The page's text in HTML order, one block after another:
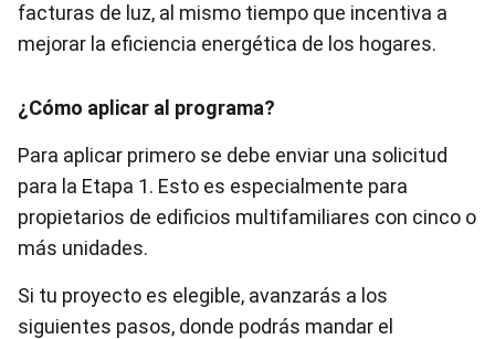
facturas de luz, al mismo tiempo que incentiva a
mejorar la eficiencia energética de los hogares.
¿Cómo aplicar al programa?
Para aplicar primero se debe enviar una solicitud
para la Etapa 1. Esto es especialmente para
propietarios de edificios multifamiliares con cinco o
más unidades.
Si tu proyecto es elegible, avanzarás a los
siguientes pasos, donde podrás mandar el